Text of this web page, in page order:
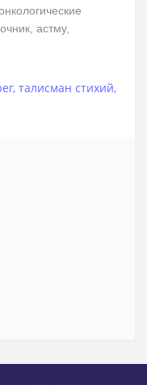
астму,
, талисман стихий,